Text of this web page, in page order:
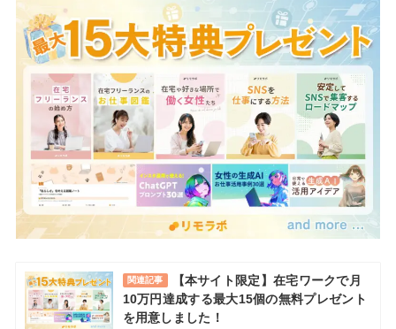
関連記事
【本サイト限定】在宅ワークで月
10万円達成する最大15個の無料プレゼント
を用意しました！